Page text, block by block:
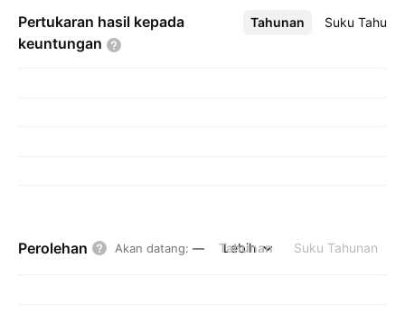
Pertukaran hasil kepada
keuntungan
Tahunan Suku
Lebih
Perolehan Akan datang: — Tahunan Suku Tahunan
Lebih